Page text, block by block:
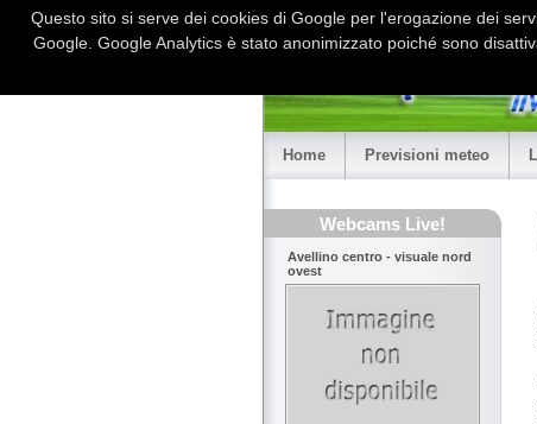
Home Previsioni meteo
Webcams Live!
Avellino centro - visuale nord
ovest
Questo sito si serve dei cookies di Google per l'erogazione dei
Google. Google Analytics è stato anonimizzato poiché sono